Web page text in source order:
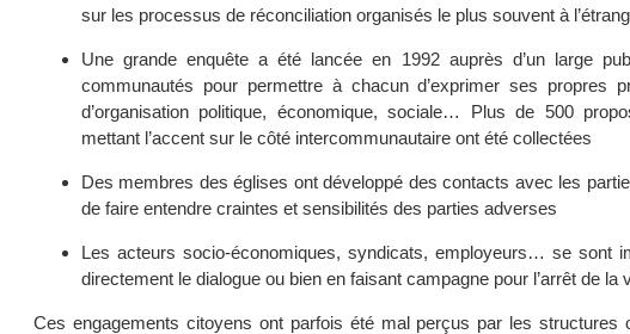
sur les processus de réconciliation organisés le plus souvent à
Une grande enquête a été lancée en 1992 auprès d’un large
communautés pour permettre à chacun d’exprimer ses propres
d’organisation politique, économique, sociale… Plus de 500
mettant l’accent sur le côté intercommunautaire ont été collectées
Des membres des églises ont développé des contacts avec les
de faire entendre craintes et sensibilités des parties adverses
Les acteurs socio-économiques, syndicats, employeurs… se sont
directement le dialogue ou bien en faisant campagne pour l’arrêt de la
Ces engagements citoyens ont parfois été mal perçus par les structures